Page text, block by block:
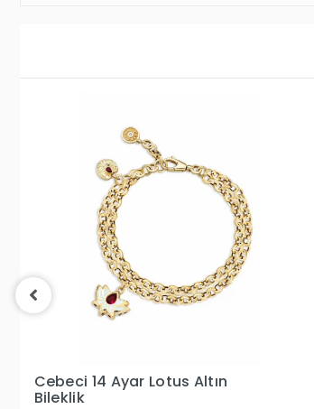
Cebeci 14 Ayar Sedefli Kalp Altın
Bileklik